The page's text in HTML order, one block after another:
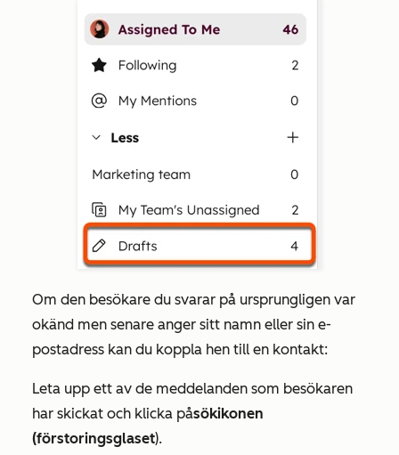
Om den besökare du svarar på ursprungligen var
okänd men senare anger sitt namn eller sin e-
postadress kan du koppla hen till en kontakt:
Leta upp ett av de meddelanden som besökaren
har skickat och klicka påsökikonen
(förstoringsglaset).